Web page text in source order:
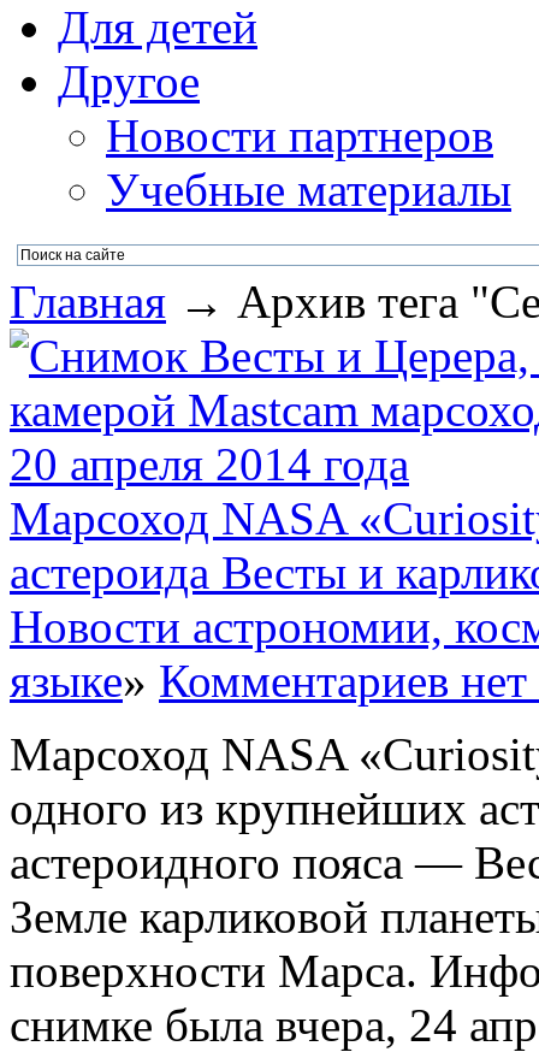
Для детей
Другое
Новости партнеров
Учебные материалы
Главная → Архив тега
Марсоход NASA
астероида Весты и
Новости астрономии,
языке» Комментариев нет
Марсоход NASA
одного из крупнейших
астероидного пояса —
Земле карликовой
поверхности Марса.
снимке была вчера, 24